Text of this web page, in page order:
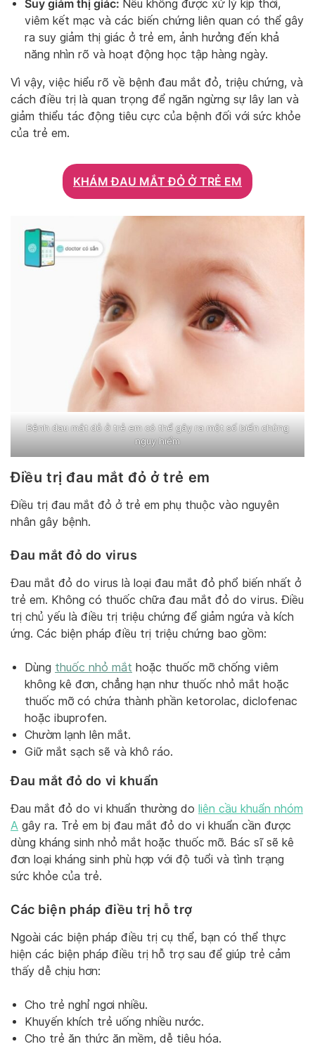
Suy giảm thị giác: Nếu không được xử lý kịp thời,
viêm kết mạc và các biến chứng liên quan có thể gây
ra suy giảm thị giác ở trẻ em, ảnh hưởng đến khả
năng nhìn rõ và hoạt động học tập hàng ngày.
Vì vậy, việc hiểu rõ về bệnh đau mắt đỏ, triệu chứng, và
cách điều trị là quan trọng để ngăn ngừng sự lây lan và
giảm thiểu tác động tiêu cực của bệnh đối với sức khỏe
của trẻ em.
KHÁM ĐAU MẮT ĐỎ Ở TRẺ EM
Bệnh đau mắt đỏ ở trẻ em có thể gây ra một số biến chứng
nguy hiểm
Điều trị đau mắt đỏ ở trẻ em
Điều trị đau mắt đỏ ở trẻ em phụ thuộc vào nguyên
nhân gây bệnh.
Đau mắt đỏ do virus
Đau mắt đỏ do virus là loại đau mắt đỏ phổ biến nhất ở
trẻ em. Không có thuốc chữa đau mắt đỏ do virus. Điều
trị chủ yếu là điều trị triệu chứng để giảm ngứa và kích
ứng. Các biện pháp điều trị triệu chứng bao gồm:
Dùng thuốc nhỏ mắt hoặc thuốc mỡ chống viêm
không kê đơn, chẳng hạn như thuốc nhỏ mắt hoặc
thuốc mỡ có chứa thành phần ketorolac, diclofenac
hoặc ibuprofen.
Chườm lạnh lên mắt.
Giữ mắt sạch sẽ và khô ráo.
Đau mắt đỏ do vi khuẩn
Đau mắt đỏ do vi khuẩn thường do liên cầu khuẩn nhóm
A gây ra. Trẻ em bị đau mắt đỏ do vi khuẩn cần được
dùng kháng sinh nhỏ mắt hoặc thuốc mỡ. Bác sĩ sẽ kê
đơn loại kháng sinh phù hợp với độ tuổi và tình trạng
sức khỏe của trẻ.
Các biện pháp điều trị hỗ trợ
Ngoài các biện pháp điều trị cụ thể, bạn có thể thực
hiện các biện pháp điều trị hỗ trợ sau để giúp trẻ cảm
thấy dễ chịu hơn:
Cho trẻ nghỉ ngơi nhiều.
Khuyến khích trẻ uống nhiều nước.
Cho trẻ ăn thức ăn mềm, dễ tiêu hóa.